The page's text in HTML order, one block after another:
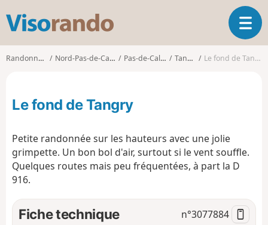
s
d
O
u
v
v
t
Randonnées Nord-Pas-de-Calais Pas-de-Calais Tangry Le fond de Tangry
Le fond de Tangry
Petite randonnée sur les hauteurs avec une jolie
grimpette. Un bon bol d'air, surtout si le vent souffle.
Quelques routes mais peu fréquentées, à part la D
916.
Fiche technique n°3077884